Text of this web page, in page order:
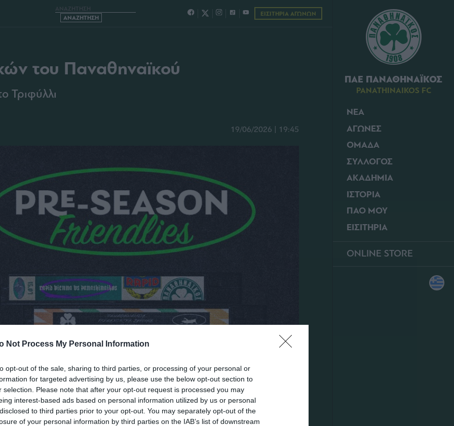
Not Process My Personal Information
opt-out of the sale, sharing to third parties, or processing of your personal or
for targeted advertising by us, please use the below opt-out section to
selection. Please note that after your opt-out request is processed you may
interest-based ads based on personal information utilized by us or personal
to third parties prior to your opt-out. You may separately opt-out of the
of your personal information by third parties on the IAB’s list of downstream
ΠΑΕ ΠΑΝΑΘΗΝΑΪΚΟΣ
PANATHINAIKOS FC
ΝΕΑ
ΑΓΩΝΕΣ
ΟΜΑΔΑ
ΣΥΛΛΟΓΟΣ
ΑΚΑΔΗΜΙΑ
ΙΣΤΟΡΙΑ
ΠΑΟ ΜΟΥ
ΕΙΣΙΤΗΡΙΑ
ONLINE STORE
ΤΩΝ ΦΙΛΙΚΩΝ ΤΟΥ ΠΑΝΑΘΗΝΑΪΚΟΥ ΕΙΣΙΤΗΡΙΑ ΑΓΩΝΩΝ
του Παναθηναϊκού
Τριφύλλι
19/06/2026 | 19:45